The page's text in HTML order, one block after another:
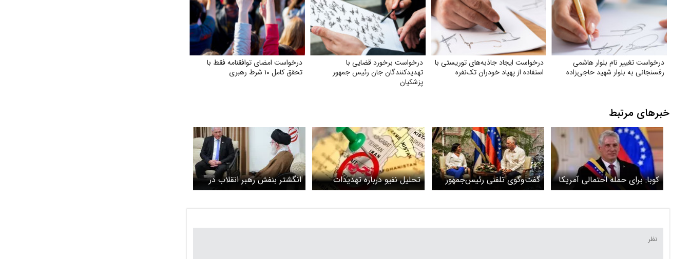
درخواست تغییر نام بلوار هاشمی
رفسنجانی به بلوار شهید حاجی‌زاده
درخواست ایجاد جاذبه‌های توریستی با
استفاده از پهپاد خودران تک‌نفره
درخواست برخورد قضایی با
تهدید‌کنندگان جان رئیس جمهور
پزشکیان
درخواست امضای توافقنامه فقط با
تحقق کامل ۱۰ شرط رهبری
خبرهای مرتبط
کوبا: برای حمله احتمالی آمریکا
آماده‌ایم
گفت‌وگوی تلفنی رئیس‌جمهور
کوبا با رئیس موقت ونزوئلا
تحلیل نفیو درباره تهدیدات
ترامپ
انگشتر بنفش رهبر انقلاب در
دیدار با رئیس‌جمهور کوبا /